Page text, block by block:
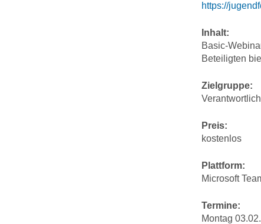
https://
Inhalt:
Basic-
Beteiligten
Zielgruppe:
Preis:
kostenlos
Plattform:
Microsoft
Termine:
Montag